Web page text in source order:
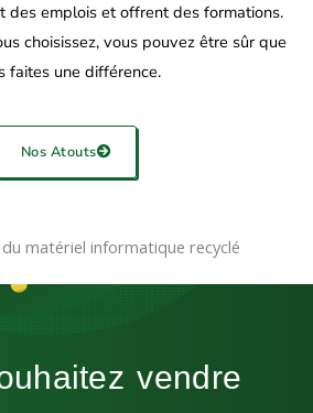
des emplois et offrent des formations.
choisissez, vous pouvez être sûr que
faites une différence.
Nos Atouts
vendre